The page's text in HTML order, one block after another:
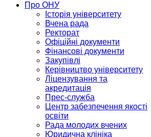
Про ОНУ
Історія університету
Вчена рада
Ректорат
Офіційні документи
Фінансові документи
Закупівлі
Керівництво університету
Ліцензування та
акредитація
Прес-служба
Центр забезпечення якості
освіти
Рада молодих вчених
Юридична клініка